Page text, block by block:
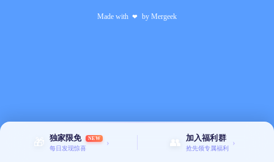
🎁 独家限免 NEW
每日发现惊喜
› 👥 加入福利群
抢先领专属福利
›
Made with ❤ by Mergeek